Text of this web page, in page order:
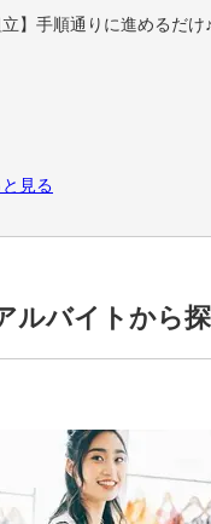
立】手順通りに進めるだ
見る
ルバイトから